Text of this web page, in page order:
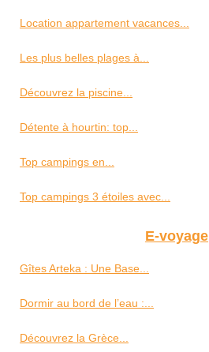
Location appartement vacances...
Les plus belles plages à...
Découvrez la piscine...
Détente à hourtin: top...
Top campings en...
Top campings 3 étoiles avec...
E-voyage
Gîtes Arteka : Une Base...
Dormir au bord de l’eau :...
Découvrez la Grèce...